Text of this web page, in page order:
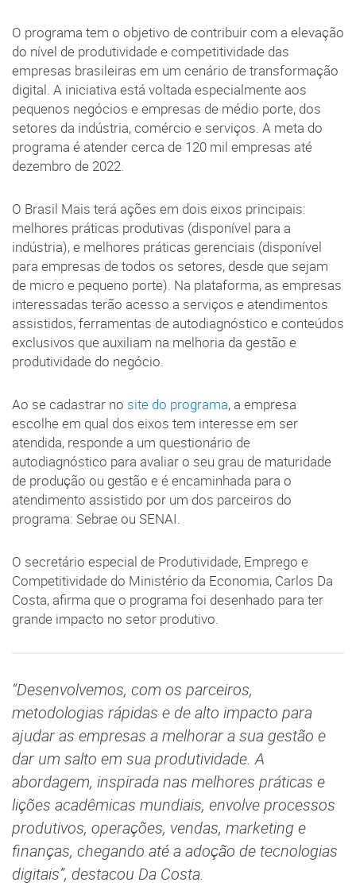
O programa tem o objetivo de contribuir com a elevação
do nível de produtividade e competitividade das
empresas brasileiras em um cenário de transformação
digital. A iniciativa está voltada especialmente aos
pequenos negócios e empresas de médio porte, dos
setores da indústria, comércio e serviços. A meta do
programa é atender cerca de 120 mil empresas até
dezembro de 2022.
O Brasil Mais terá ações em dois eixos principais:
melhores práticas produtivas (disponível para a
indústria), e melhores práticas gerenciais (disponível
para empresas de todos os setores, desde que sejam
de micro e pequeno porte). Na plataforma, as empresas
interessadas terão acesso a serviços e atendimentos
assistidos, ferramentas de autodiagnóstico e conteúdos
exclusivos que auxiliam na melhoria da gestão e
produtividade do negócio.
Ao se cadastrar no site do programa, a empresa
escolhe em qual dos eixos tem interesse em ser
atendida, responde a um questionário de
autodiagnóstico para avaliar o seu grau de maturidade
de produção ou gestão e é encaminhada para o
atendimento assistido por um dos parceiros do
programa: Sebrae ou SENAI.
O secretário especial de Produtividade, Emprego e
Competitividade do Ministério da Economia, Carlos Da
Costa, afirma que o programa foi desenhado para ter
grande impacto no setor produtivo.
“Desenvolvemos, com os parceiros,
metodologias rápidas e de alto impacto para
ajudar as empresas a melhorar a sua gestão e
dar um salto em sua produtividade. A
abordagem, inspirada nas melhores práticas e
lições acadêmicas mundiais, envolve processos
produtivos, operações, vendas, marketing e
finanças, chegando até a adoção de tecnologias
digitais”, destacou Da Costa.